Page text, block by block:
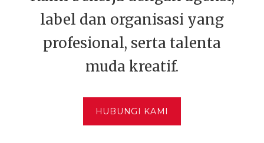
label dan organisasi yang
profesional, serta talenta
muda kreatif.
HUBUNGI KAMI